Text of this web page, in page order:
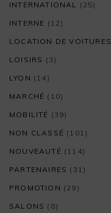
INTERNATIONAL (25)
INTERNE (12)
LOCATION DE VOITURES
LOISIRS (3)
LYON (14)
MARCHÉ (10)
MOBILITÉ (39)
NON CLASSÉ (101)
NOUVEAUTÉ (114)
PARTENAIRES (31)
PROMOTION (29)
SALONS (8)